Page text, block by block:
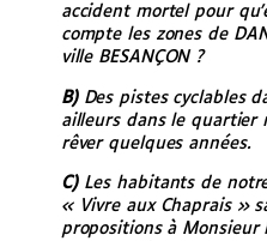
accident mortel pour
compte les zones de
ville BESANÇON ?
B)Des pistes cyclables
ailleurs dans le quartier
rêver quelques années.
C)Les habitants de
« Vivre aux Chaprais »
propositions à Monsieur